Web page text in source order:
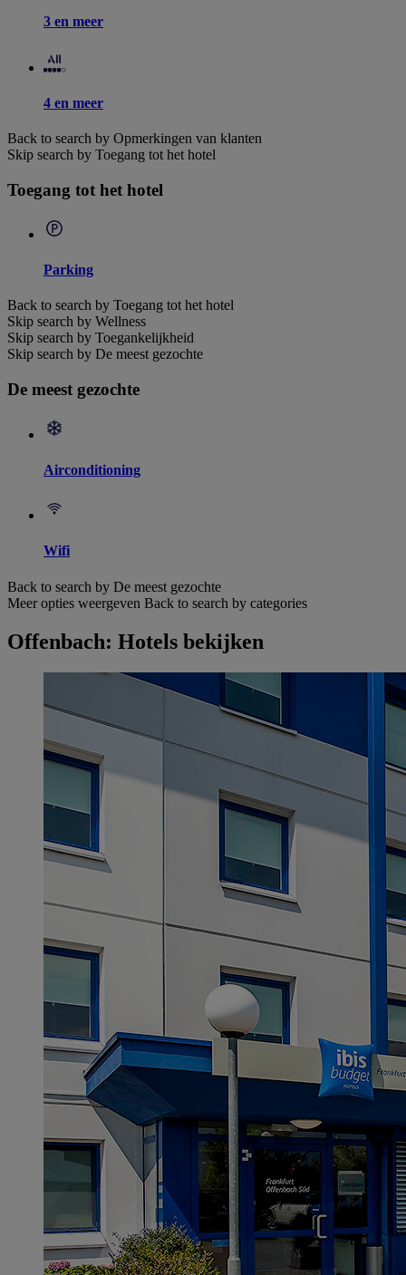
3 en meer
4 en meer
Back to search by Opmerkingen van klanten
Skip search by Toegang tot het hotel
Toegang tot het hotel
Parking
Back to search by Toegang tot het hotel
Skip search by Wellness
Skip search by Toegankelijkheid
Skip search by De meest gezochte
De meest gezochte
Airconditioning
Wifi
Back to search by De meest gezochte
Meer opties weergeven Back to search by categories
Offenbach: Hotels bekijken